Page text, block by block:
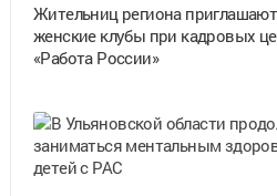
Жительниц региона
женские клубы при кадровых
«Работа России»